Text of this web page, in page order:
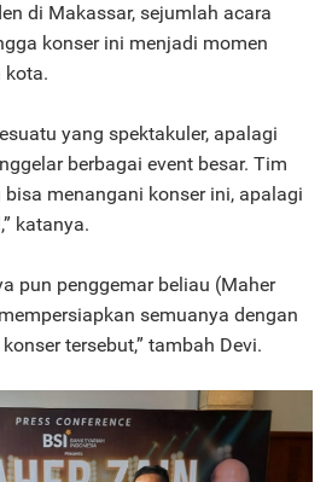
di Makassar, sejumlah acara
konser ini menjadi momen
kota.
yang spektakuler, apalagi
berbagai event besar. Tim
menangani konser ini, apalagi
katanya.
pun penggemar beliau (Maher
semuanya dengan
tersebut,” tambah Devi.